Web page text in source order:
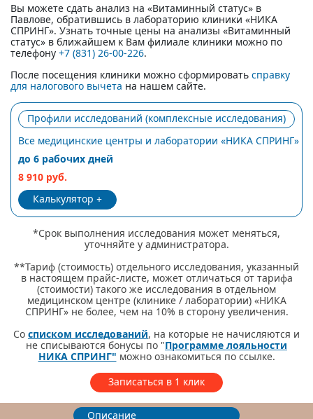
Вы можете сдать анализ на «Витаминный статус» в
Павлове, обратившись в лабораторию клиники «НИКА
СПРИНГ». Узнать точные цены на анализы «Витаминный
статус» в ближайшем к Вам филиале клиники можно по
телефону +7 (831) 26-00-226.
После посещения клиники можно сформировать справку
для налогового вычета на нашем сайте.
Профили исследований (комплексные исследования)
Все медицинские центры и лаборатории «НИКА СПРИНГ»
до 6 рабочих дней
8 910 руб.
Калькулятор
*Срок выполнения исследования может меняться,
уточняйте у администратора.
**Тариф (стоимость) отдельного исследования, указанный
в настоящем прайс-листе, может отличаться от тарифа
(стоимости) такого же исследования в отдельном
медицинском центре (клинике / лаборатории) «НИКА
СПРИНГ» не более, чем на 10% в сторону увеличения.
Со списком исследований, на которые не начисляются и
не списываются бонусы по "Программе лояльности
НИКА СПРИНГ" можно ознакомиться по ссылке.
Записаться в 1 клик
Описание